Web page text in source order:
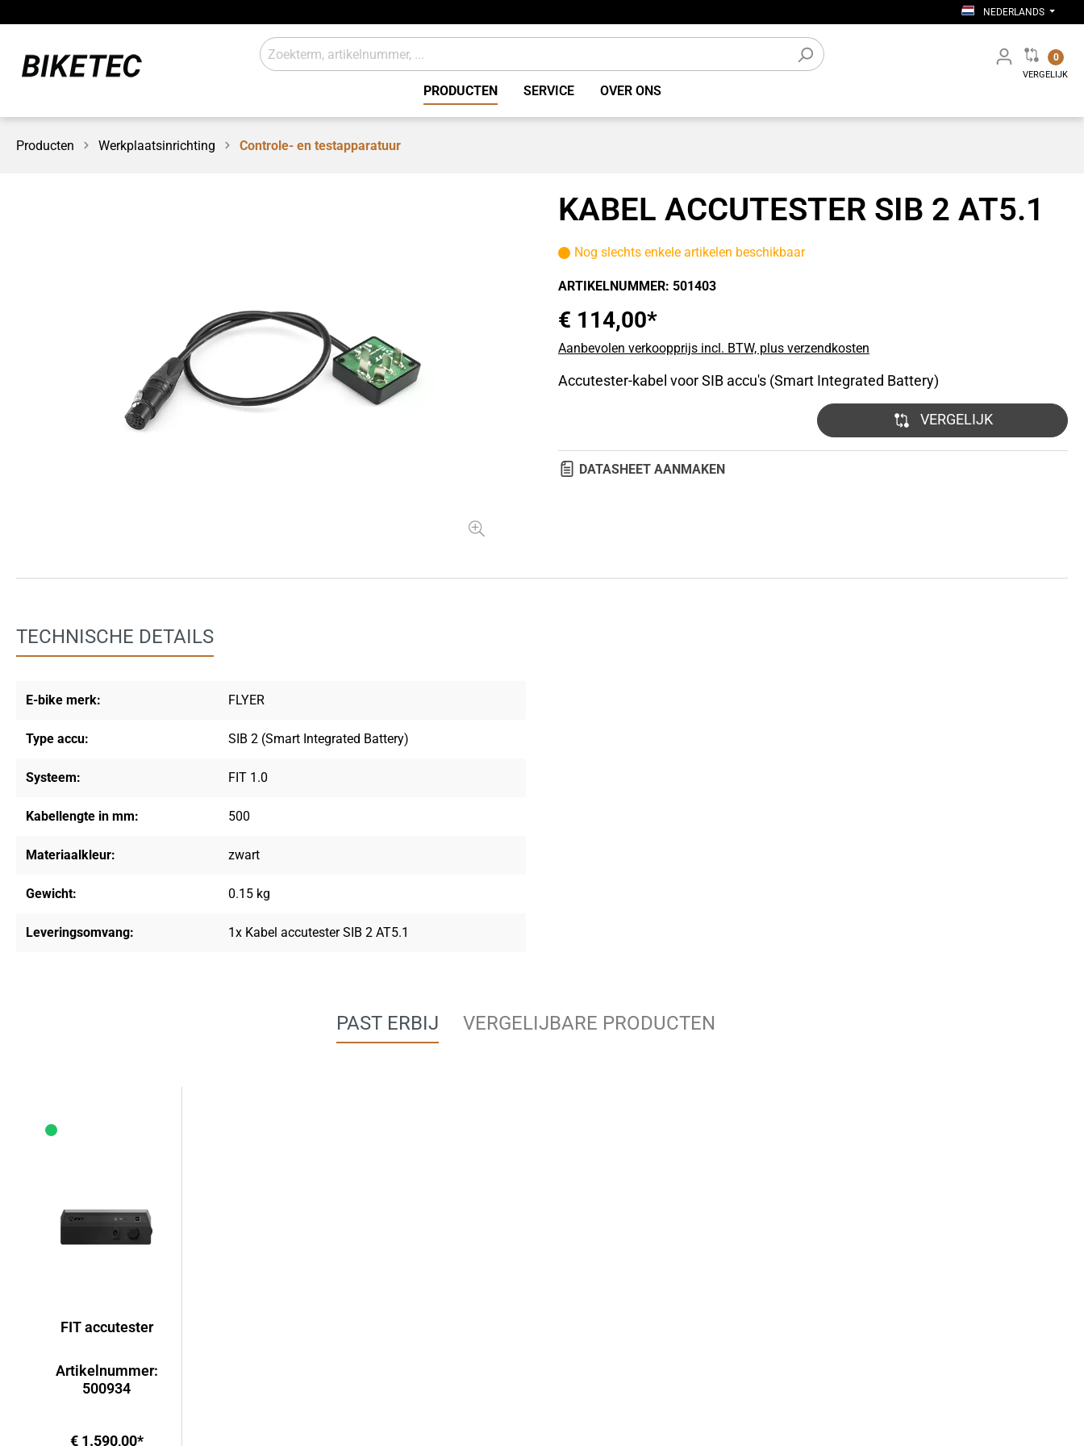
NEDERLANDS
0
VERGELIJK
PRODUCTEN SERVICE OVER ONS
E-Aandrijving Verlichting
Producten Werkplaatsinrichting Controle- en testapparatuur
KABEL ACCUTESTER SIB 2 AT5.1
Nog slechts enkele artikelen beschikbaar
ARTIKELNUMMER: 501403
€ 114,00*
Aanbevolen verkoopprijs incl. BTW, plus verzendkosten
Accutester-kabel voor SIB accu's (Smart Integrated Battery)
VERGELIJK
DATASHEET AANMAKEN
TECHNISCHE DETAILS
E-bike merk: FLYER
Type accu: SIB 2 (Smart Integrated Battery)
Systeem: FIT 1.0
Kabellengte in mm: 500
Materiaalkleur: zwart
Gewicht: 0.15 kg
Leveringsomvang: 1x Kabel accutester SIB 2 AT5.1
PAST ERBIJ VERGELIJBARE PRODUCTEN
FIT accutester
Artikelnummer:
500934
€ 1.590,00*